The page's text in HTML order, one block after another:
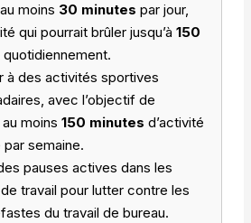
moins 30 minutes par jour,
qui pourrait brûler jusqu’à150
quotidiennement.
à des activités sportives
avec l’objectif de
au moins150 minutes d’activité
semaine.
pauses actives dans les
travail pour lutter contre les
du travail de bureau.